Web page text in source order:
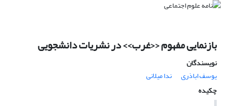
بازنمایی مفهوم ‹‹غرب›› در نشریات دانشجویی
نویسندگان
یوسف اباذری
ندا میلانی
چکیده